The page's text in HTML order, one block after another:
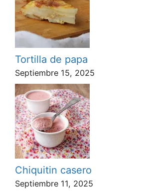
Tortilla de papa
Septiembre 15, 2025
Chiquitin casero
Septiembre 11, 2025